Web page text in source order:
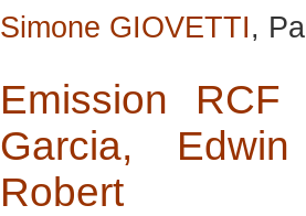
Simone GIOVETTI,
Emission
Garcia,
Robert